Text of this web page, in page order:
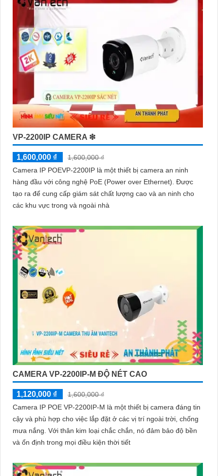
mang lại sự an tâm cho người dùng trong việc giám sát và bảo
vệ tài sản. Đồng thời, giá cả của sản phẩm cũng được đánh giá
là hợp lý, phải chăng.
Nếu bạn cần thêm thông tin chi tiết về sản phẩm hay muốn tư
vấn, hãy liên hệ với đại lý phân phối chính thức của Vantech để
được hỗ trợ tốt nhất.
VP-2200IP CAMERA ❇
1,600,000 ₫
1,600,000 ₫
Camera IP POEVP-2200IP là một thiết bị camera an ninh
hàng đầu với công nghệ PoE (Power over Ethernet). Được
tạo ra để cung cấp giám sát chất lượng cao và an ninh cho
các khu vực trong và ngoài nhà
CAMERA VP-2200IP-M ĐỘ NÉT CAO
1,120,000 ₫
1,600,000 ₫
Camera IP POE VP-2200IP-M là một thiết bị camera đáng tin
cậy và phù hợp cho việc lắp đặt ở các vị trí ngoài trời, chống
mưa nắng. Với thân kim loại chắc chắn, nó đảm bảo độ bền
và ổn định trong mọi điều kiện thời tiết